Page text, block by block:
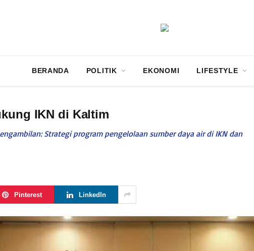
BERANDA POLITIK EKONOMI LIFESTYLE
IKN di Kaltim
Strategi program pengelolaan sumber daya air di IKN dan
Pinterest LinkedIn